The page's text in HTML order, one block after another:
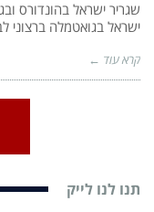
שגריר ישראל בהונדורס
ישראל בגואטמלה ברצוני
קרא עוד ←
תנו לנו לייק